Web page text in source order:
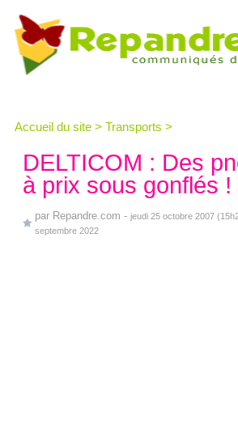
Accueil du site > Transports >
DELTICOM : Des
à prix sous gonflés !
par Repandre.com - jeudi 25 octobre 2007
septembre 2022